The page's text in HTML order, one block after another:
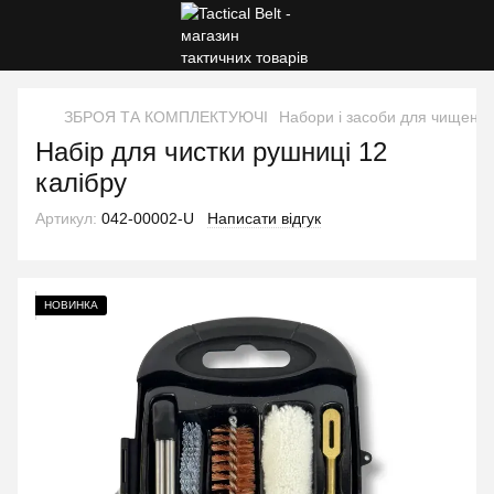
ЗБРОЯ ТА КОМПЛЕКТУЮЧІ Набори і засоби для
Набір для чистки рушниці 12
калібру
Артикул: 042-00002-U Написати відгук
НОВИНКА